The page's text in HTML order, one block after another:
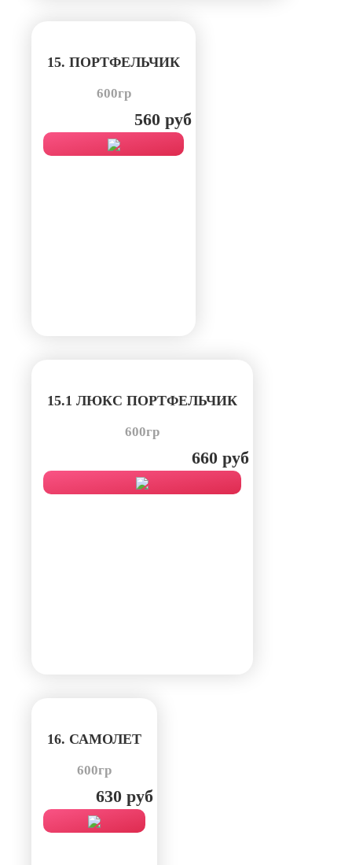
15. ПОРТФЕЛЬЧИК
600гр
560 руб
15.1 ЛЮКС ПОРТФЕЛЬЧИК
600гр
660 руб
16. САМОЛЕТ
600гр
630 руб